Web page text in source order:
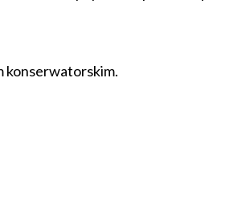
konserwatorskim.